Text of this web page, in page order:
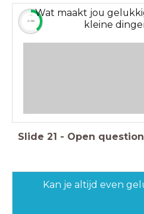
Wat maakt jou
kleine
timer
2:00
Slide 21 - Open question
Kan je altijd even